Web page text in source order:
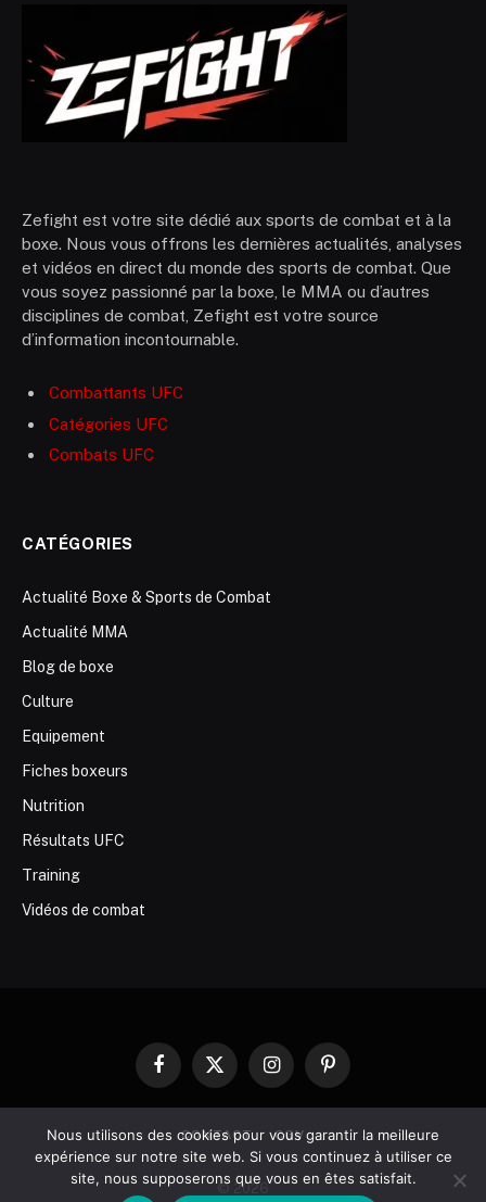
Zefight est votre site dédié aux sports de combat et à la
boxe. Nous vous offrons les dernières actualités, analyses
et vidéos en direct du monde des sports de combat. Que
vous soyez passionné par la boxe, le MMA ou d’autres
disciplines de combat, Zefight est votre source
d’information incontournable.
Combattants UFC
Catégories UFC
Combats UFC
CATÉGORIES
Actualité Boxe & Sports de Combat
Actualité MMA
Blog de boxe
Culture
Equipement
Fiches boxeurs
Nutrition
Résultats UFC
Training
Vidéos de combat
Facebook
X
InstagramPinterest
CONTACT CGV
© 2026
Nous utilisons des cookies pour vous garantir la meilleure
expérience sur notre site web. Si vous continuez à utiliser ce
site, nous supposerons que vous en êtes satisfait.